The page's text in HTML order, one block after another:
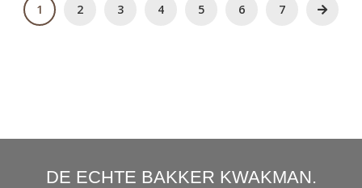
1 2 3 4 5 6 7
DE ECHTE BAKKER KWAKMAN.